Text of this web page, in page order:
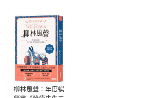
柳林風聲：年度暢